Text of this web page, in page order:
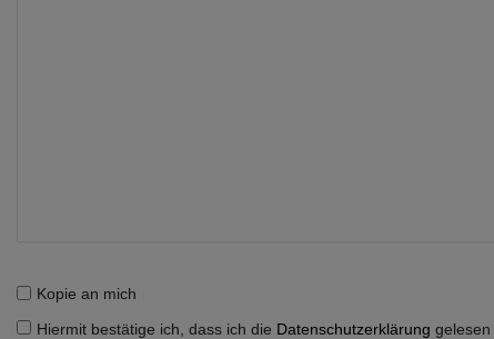
Kopie an mich
Hiermit bestätige ich, dass ich die Daten­schutz­erklärung gelesen